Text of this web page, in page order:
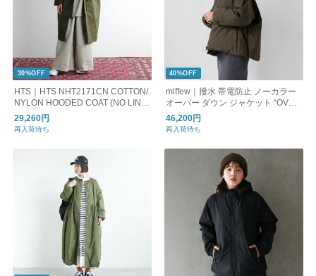
30%OFF
HTS｜HTS NHT2171CN COTTON/
NYLON HOODED COAT (NO LININ
G) コットンナイロンフードコート
29,260円
再入荷待ち
40%OFF
miffew｜撥水 帯電防止 ノーカラー
オーバー ダウン ジャケット “OVER
DOWN JACKET” few23wjk5111
46,200円
再入荷待ち